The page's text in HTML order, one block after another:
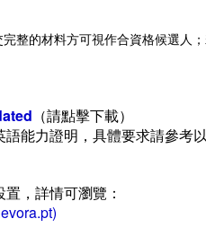
整的材料方可視作合資格候選人
（請點擊下載）
能力證明，具體要求請參考
，詳情可瀏覽：